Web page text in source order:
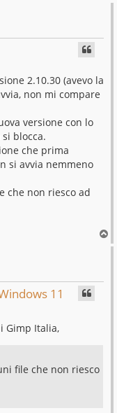
2.10.30 (avevo la
non mi compare
versione con lo
blocca.
che prima
si avvia nemmeno
che non riesco ad
o
11
Gimp Italia,
file che non riesco